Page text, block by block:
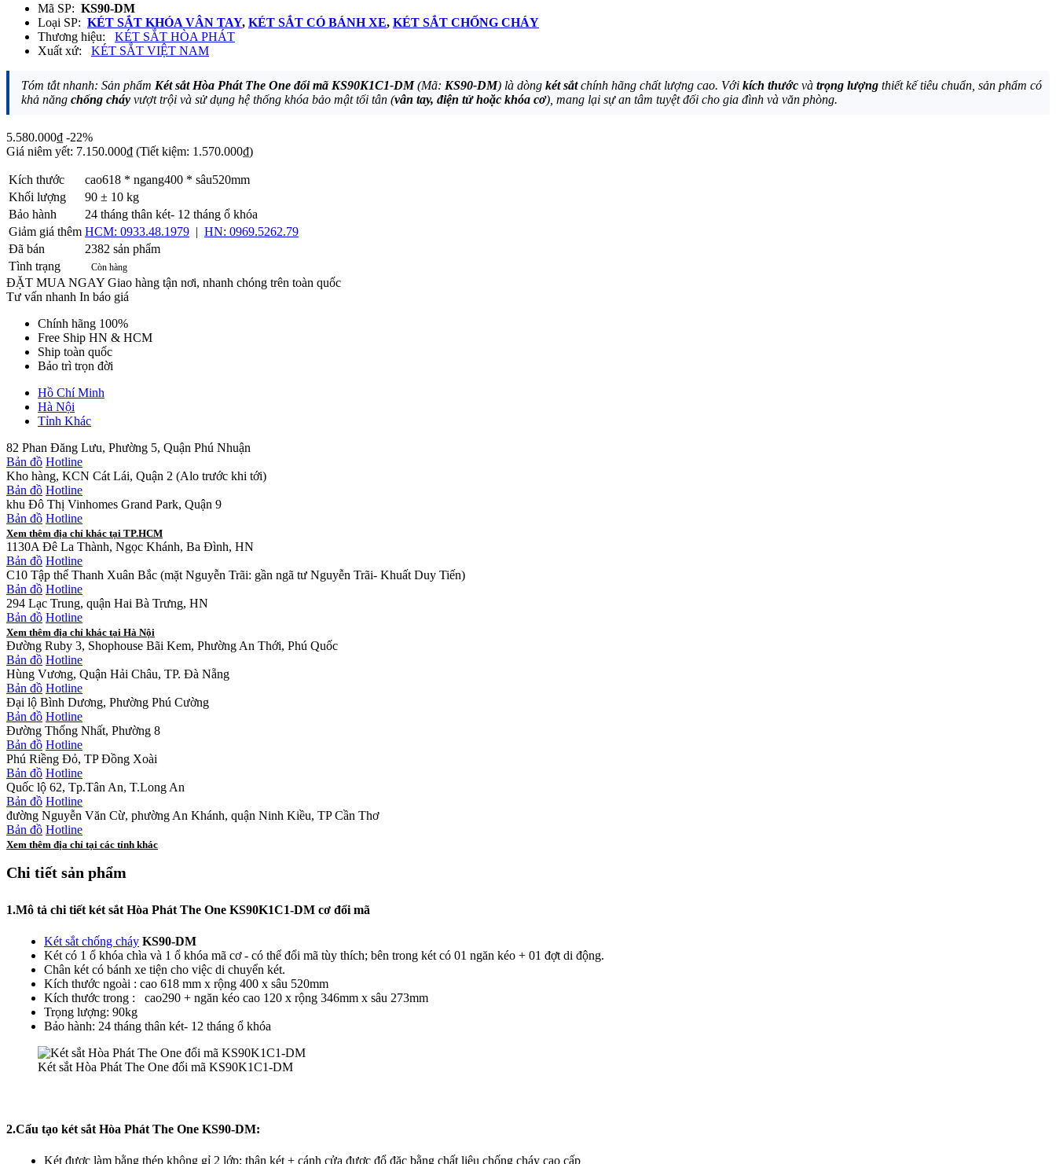
Mã SP: KS90-DM
Loại SP: KÉT SẮT KHÓA VÂN TAY, KÉT SẮT CÓ BÁNH XE, KÉT SẮT CHỐNG CHÁY
Thương hiệu: KÉT SẮT HÒA PHÁT
Xuất xứ: KÉT SẮT VIỆT NAM
Tóm tắt nhanh: Sản phẩm Két sắt Hòa Phát The One đổi mã KS90K1C1-DM(Mã: KS90-DM) là dòng két sắtchính hãng chất lượng cao. Với kích thước và trọng lượng thiết kế tiêu chuẩn, sản phẩm có
khả năng chống cháy vượt trội và sử dụng hệ thống khóa bảo mật tối tân (vân tay, điện tử hoặc khóa cơ), mang lại sự an tâm tuyệt đối cho gia đình và văn phòng.
5.580.000₫ -22%
Giá niêm yết: 7.150.000₫ (Tiết kiệm: 1.570.000₫)
Kích thước
cao618 * ngang400 * sâu520mm
Khối lượng
90 ± 10 kg
Bảo hành
24 tháng thân két- 12 tháng ổ khóa
Giảm giá thêm HCM: 0933.48.1979 | HN: 0969.5262.79
Đã bán
2382 sản phẩm
Tình trạng
Còn hàng
ĐẶT MUA NGAY Giao hàng tận nơi, nhanh chóng trên toàn quốc
Tư vấn nhanh In báo giá
Chính hãng 100%
Free Ship HN & HCM
Ship toàn quốc
Bảo trì trọn đời
Hồ Chí Minh
Hà Nội
Tỉnh Khác
82 Phan Đăng Lưu, Phường 5, Quận Phú Nhuận
Bản đồ Hotline
Kho hàng, KCN Cát Lái, Quận 2 (Alo trước khi tới)
Bản đồ Hotline
khu Đô Thị Vinhomes Grand Park, Quận 9
Bản đồ Hotline
Xem thêm địa chỉ khác tại TP.HCM
1130A Đê La Thành, Ngọc Khánh, Ba Đình, HN
Bản đồ Hotline
C10 Tập thể Thanh Xuân Bắc (mặt Nguyễn Trãi: gần ngã tư Nguyễn Trãi- Khuất Duy Tiến)
Bản đồ Hotline
294 Lạc Trung, quận Hai Bà Trưng, HN
Bản đồ Hotline
Xem thêm địa chỉ khác tại Hà Nội
Đường Ruby 3, Shophouse Bãi Kem, Phường An Thới, Phú Quốc
Bản đồ Hotline
Hùng Vương, Quận Hải Châu, TP. Đà Nẵng
Bản đồ Hotline
Đại lộ Bình Dương, Phường Phú Cường
Bản đồ Hotline
Đường Thống Nhất, Phường 8
Bản đồ Hotline
Phú Riềng Đỏ, TP Đồng Xoài
Bản đồ Hotline
Quốc lộ 62, Tp.Tân An, T.Long An
Bản đồ Hotline
đường Nguyễn Văn Cừ, phường An Khánh, quận Ninh Kiều, TP Cần Thơ
Bản đồ Hotline
Xem thêm địa chỉ tại các tỉnh khác
Chi tiết sản phẩm
1.Mô tả chi tiết két sắt Hòa Phát The One KS90K1C1-DM cơ đổi mã
Két sắt chống cháy KS90-DM
Két có 1 ổ khóa chìa và 1 ổ khóa mã cơ - có thể đổi mã tùy thích; bên trong két có 01 ngăn kéo + 01 đợt di động.
Chân két có bánh xe tiện cho việc di chuyển két.
Kích thước ngoài : cao 618 mm x rộng 400 x sâu 520mm
Kích thước trong : cao290 + ngăn kéo cao 120 x rộng 346mm x sâu 273mm
Trọng lượng: 90kg
Bảo hành: 24 tháng thân két- 12 tháng ổ khóa
Két sắt Hòa Phát The One đổi mã KS90K1C1-DM
2.Cấu tạo két sắt Hòa Phát The One KS90-DM:
Két được làm bằng thép không gỉ 2 lớp; thân két + cánh cửa được đổ đặc bằng chất liệu chống cháy cao cấp